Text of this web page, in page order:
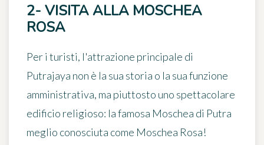
2- VISITA ALLA MOSCHEA
ROSA
Per i turisti, l'attrazione principale di
Putrajaya non è la sua storia o la sua funzione
amministrativa, ma piuttosto uno spettacolare
edificio religioso: la famosa Moschea di Putra
meglio conosciuta come Moschea Rosa!